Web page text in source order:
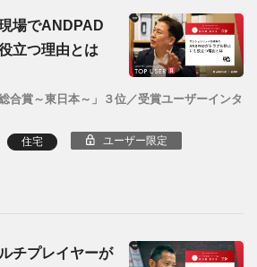
場でANDPAD
立つ理由とは
合賞～東日本～」３位／受賞ユーザーインタ
住宅 ユーザー限定
チプレイヤーが